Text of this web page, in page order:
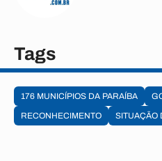
Tags
176 MUNICÍPIOS DA PARAÍBA
RECONHECIMENTO
SITUAÇÃO